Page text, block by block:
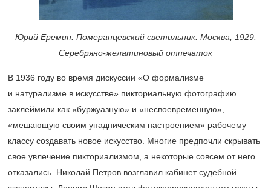
Юрий Еремин. Померанцевский светильник. Москва, 1929.
Серебряно-желатиновый отпечаток
В 1936 году во время дискуссии «О формализме
и натурализме в искусстве» пикториальную фотографию
заклеймили как «буржуазную» и «несвоевременную»,
«мешающую своим упадническим настроением» рабочему
классу создавать новое искусство. Многие предпочли скрывать
свое увлечение пикториализмом, а некоторые совсем от него
отказались. Николай Петров возглавил кабинет судебной